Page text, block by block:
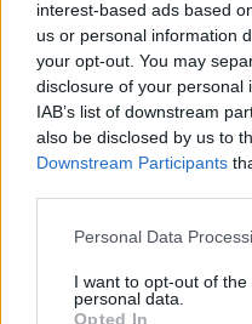
interest-based ads based
us or personal information
your opt-out. You may
disclosure of your personal
IAB’s list of downstream
also be disclosed by us to
Downstream Participants
Please note that this
not limited to your visit or
grant or deny consent to
Personal Data
I want to opt-out of
personal data.
Opted In
közösséggé
elérhetetlen
előadóként, aki
közönségére –
Jön az év
életüket